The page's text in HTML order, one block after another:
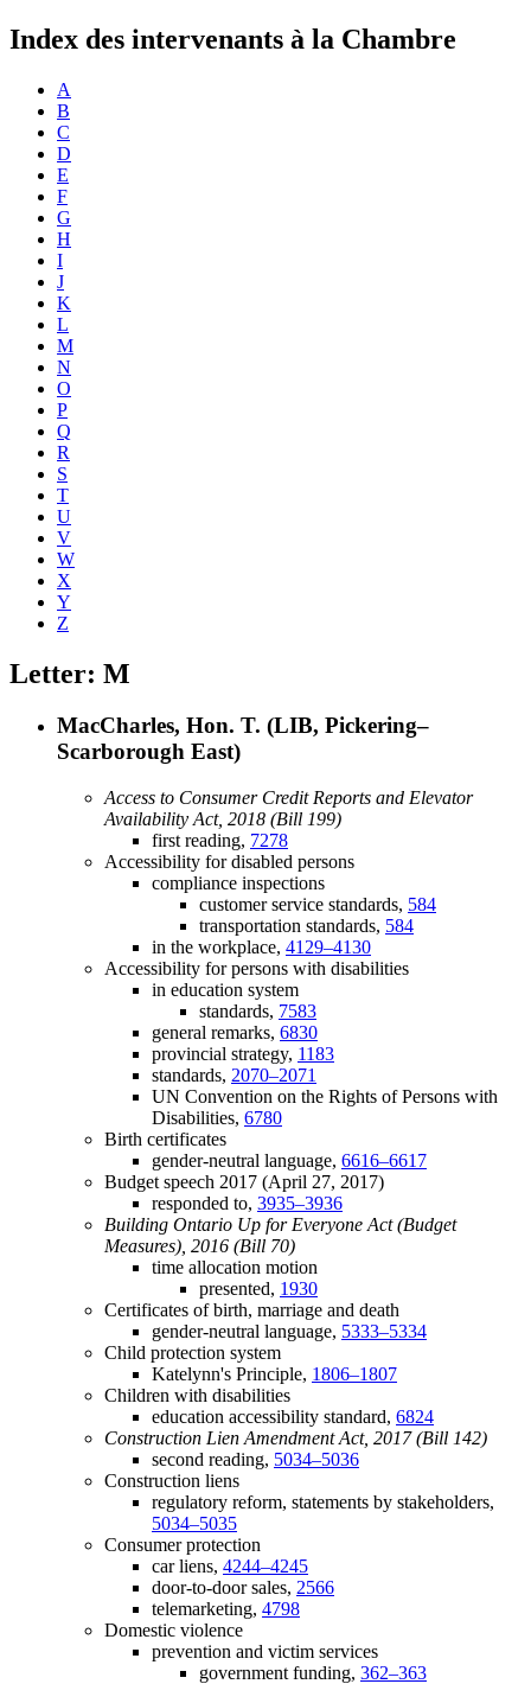
Index des intervenants à la Chambre
A
B
C
D
E
F
G
H
I
J
K
L
M
N
O
P
Q
R
S
T
U
V
W
X
Y
Z
Letter: M
MacCharles, Hon. T. (LIB, Pickering–
Scarborough East)
Access to Consumer Credit Reports and Elevator
Availability Act, 2018 (Bill 199)
first reading, 7278
Accessibility for disabled persons
compliance inspections
customer service standards, 584
transportation standards, 584
in the workplace, 4129–4130
Accessibility for persons with disabilities
in education system
standards, 7583
general remarks, 6830
provincial strategy, 1183
standards, 2070–2071
UN Convention on the Rights of Persons with
Disabilities, 6780
Birth certificates
gender-neutral language, 6616–6617
Budget speech 2017 (April 27, 2017)
responded to, 3935–3936
Building Ontario Up for Everyone Act (Budget
Measures), 2016 (Bill 70)
time allocation motion
presented, 1930
Certificates of birth, marriage and death
gender-neutral language, 5333–5334
Child protection system
Katelynn's Principle, 1806–1807
Children with disabilities
education accessibility standard, 6824
Construction Lien Amendment Act, 2017 (Bill 142)
second reading, 5034–5036
Construction liens
regulatory reform, statements by stakeholders,
5034–5035
Consumer protection
car liens, 4244–4245
door-to-door sales, 2566
telemarketing, 4798
Domestic violence
prevention and victim services
government funding, 362–363